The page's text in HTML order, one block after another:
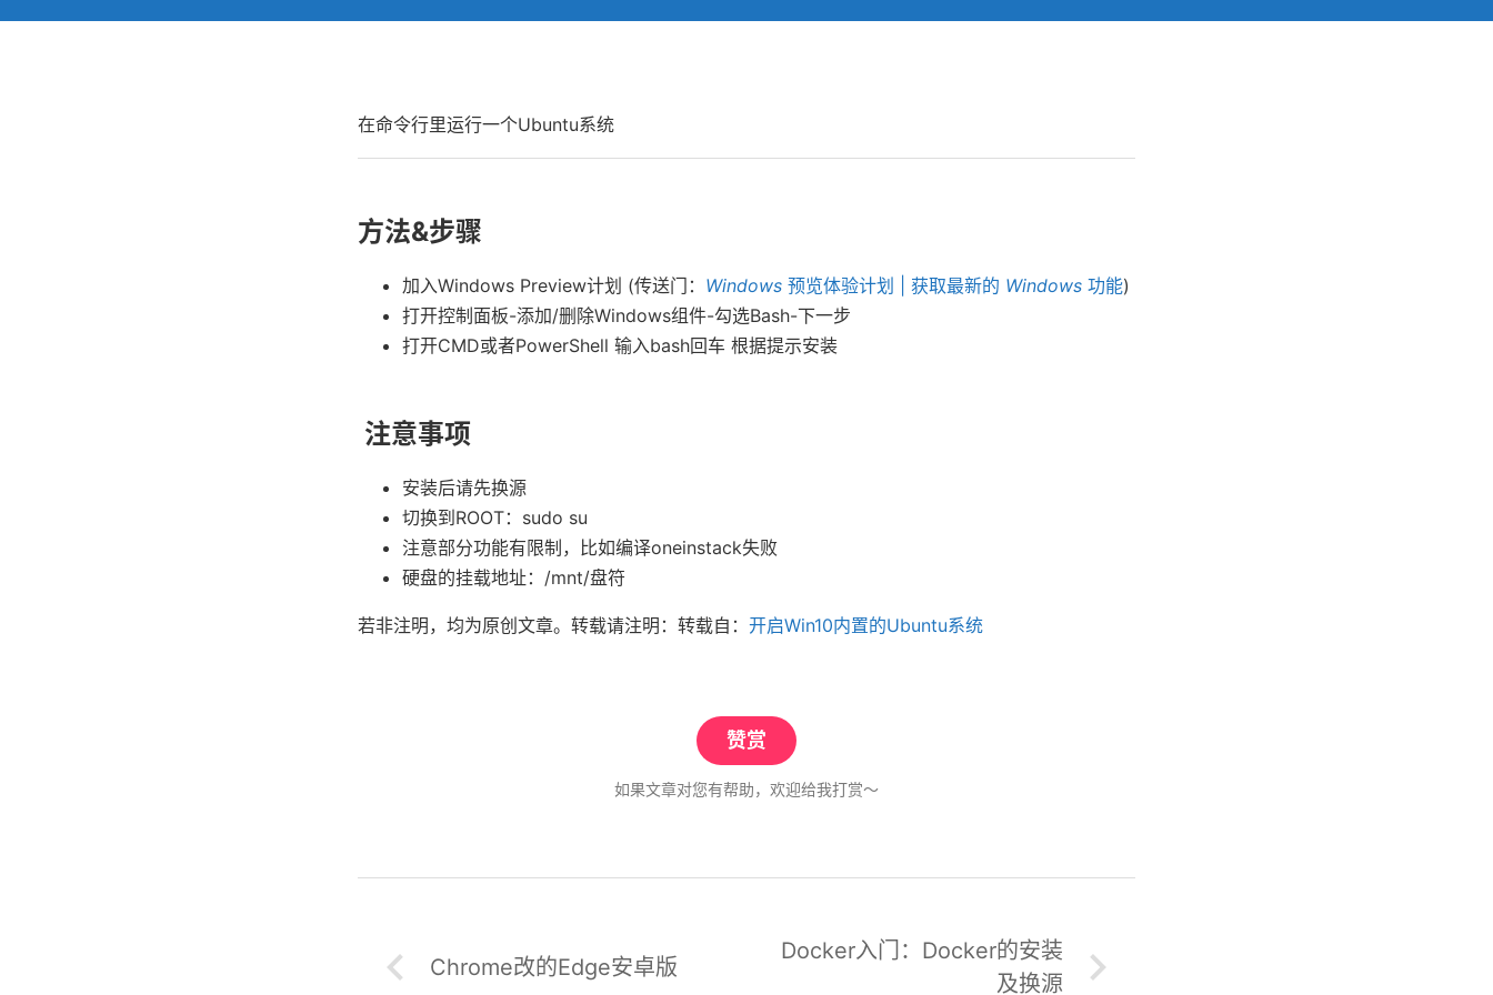
在命令行里运行一个Ubuntu系统
方法&步骤
加入Windows Preview计划 (传送门： Windows 预览体验计划 | 获取最新的 Windows 功能)
打开控制面板-添加/删除Windows组件-勾选Bash-下一步
打开CMD或者PowerShell 输入bash回车 根据提示安装
注意事项
安装后请先换源
切换到ROOT：sudo su
注意部分功能有限制，比如编译oneinstack失败
硬盘的挂载地址：/mnt/盘符
若非注明，均为原创文章。转载请注明：转载自： 开启Win10内置的Ubuntu系统
赞赏
如果文章对您有帮助，欢迎给我打赏～
Chrome改的Edge安卓版
Docker入门：Docker的安装
及换源